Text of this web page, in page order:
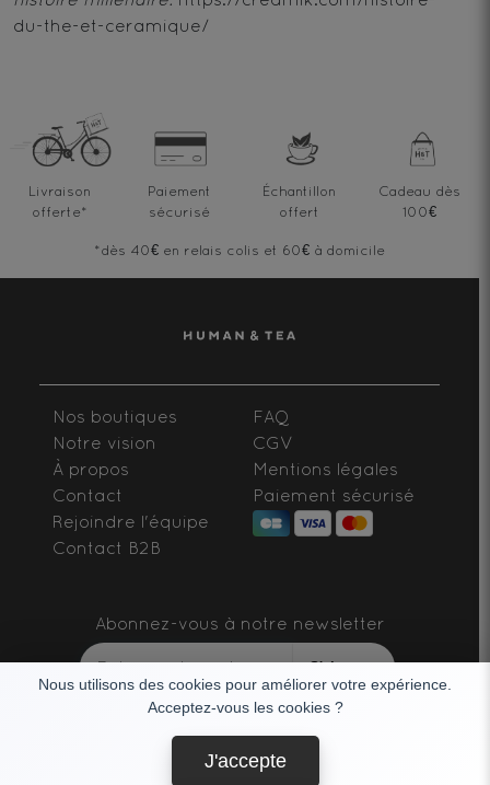
du-the-et-ceramique/
Nous utilisons des cookies pour améliorer votre expérience.
Acceptez-vous les cookies ?
J'accepte
Livraison
offerte*
Paiement
sécurisé
Échantillon
offert
Cadeau dès
100€
*dès 40€ en relais colis et 60€ à domicile
Nos boutiques
Notre vision
À propos
Contact
Rejoindre l'équipe
Contact B2B
FAQ
CGV
Mentions légales
Paiement sécurisé
Abonnez-vous à notre newsletter
S'abonner